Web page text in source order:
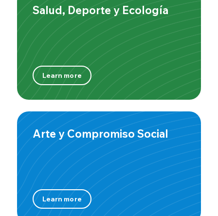
Salud, Deporte y Ecología
Learn more
Arte y Compromiso Social
Learn more